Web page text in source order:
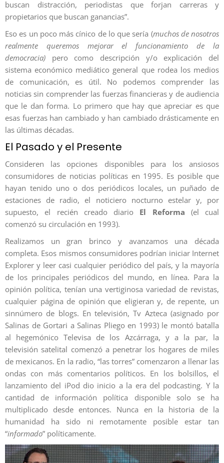
buscan distracción, periodistas que forjan carreras y
propietarios que buscan ganancias”.
Eso es un poco más cínico de lo que sería (muchos de nosotros
realmente queremos mejorar el funcionamiento de la
democracia) pero como descripción y/o explicación del
sistema económico mediático general que rodea los medios
de comunicación, es útil. No podemos comprender las
noticias sin comprender las fuerzas financieras y de audiencia
que le dan forma. Lo primero que hay que apreciar es que
esas fuerzas han cambiado y han cambiado drásticamente en
las últimas décadas.
El Pasado y el Presente
Consideren las opciones disponibles para los ansiosos
consumidores de noticias políticas en 1995. Es posible que
hayan tenido uno o dos periódicos locales, un puñado de
estaciones de radio, el noticiero nocturno estelar y, por
supuesto, el recién creado diario El Reforma (el cual
comenzó su circulación en 1993).
Realizamos un gran brinco y avanzamos una década
completa. Esos mismos consumidores podrían iniciar Internet
Explorer y leer casi cualquier periódico del país, y la mayoría
de los principales periódicos del mundo, en línea. Para la
opinión política, tenían una vertiginosa variedad de revistas,
cualquier página de opinión que eligieran y, de repente, un
sinnúmero de blogs. En televisión, Tv Azteca (asignado por
Salinas de Gortari a Salinas Pliego en 1993) le montó batalla
al hegemónico Televisa de los Azcárraga, y a la par, la
televisión satelital comenzó a penetrar los hogares de miles
de mexicanos. En la radio, “las torres” comenzaron a llenar las
ondas con más comentarios políticos. En los bolsillos, el
lanzamiento del iPod dio inicio a la era del podcasting. Y la
cantidad de información política disponible solo se ha
multiplicado desde entonces. Nunca en la historia de la
humanidad ha sido ni remotamente posible estar tan
“informado” políticamente.